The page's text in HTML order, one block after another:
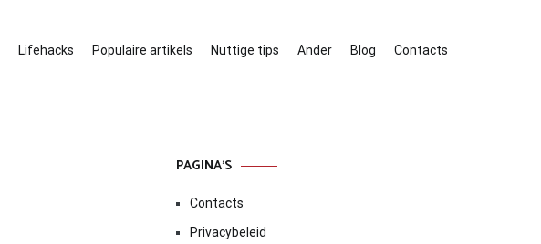
Lifehacks Populaire artikels Nuttige tips Ander Blog Contacts
PAGINA’S
Contacts
Privacybeleid